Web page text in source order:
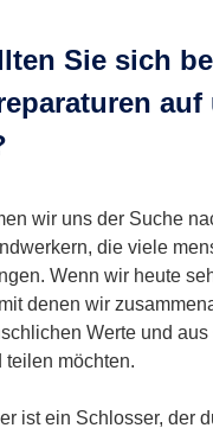
Sie sich
auf
wir uns der Suche
die viele
Wenn wir heute
denen wir
Werte und
teilen möchten.
ist ein Schlosser, der